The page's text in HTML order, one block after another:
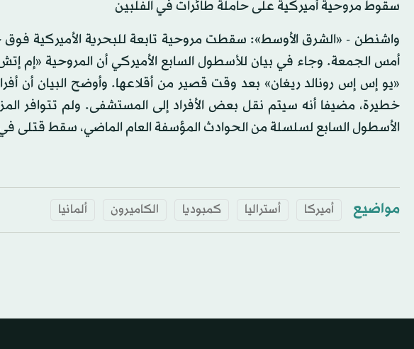
سقوط مروحية أميركية على حاملة طائرات في الفلبين
واشنطن - «الشرق الأوسط»: سقطت مروحية تابعة للبحرية الأميركية فوق
«يو إس إس رونالد ريغان» بعد وقت قصير من أقلاعها. وأوضح البيان أن
خطيرة، مضيفا أنه سيتم نقل بعض الأفراد إلى المستشفى. ولم تتوافر
الأسطول السابع لسلسلة من الحوادث المؤسفة العام الماضي، سقط قتلى
مواضيع أميركا أستراليا كمبوديا الكاميرون ألمانيا